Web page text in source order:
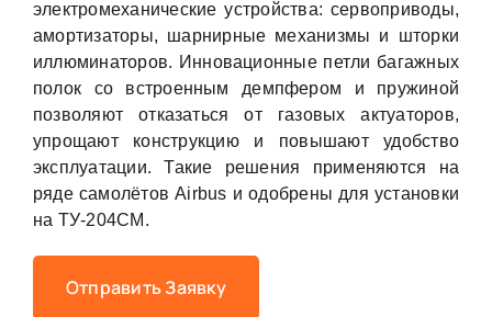
электромеханические устройства: сервоприводы,
амортизаторы, шарнирные механизмы и шторки
иллюминаторов. Инновационные петли багажных
полок со встроенным демпфером и пружиной
позволяют отказаться от газовых актуаторов,
упрощают конструкцию и повышают удобство
эксплуатации. Такие решения применяются на
ряде самолётов Airbus и одобрены для установки
на ТУ-204СМ.
Отправить Заявку